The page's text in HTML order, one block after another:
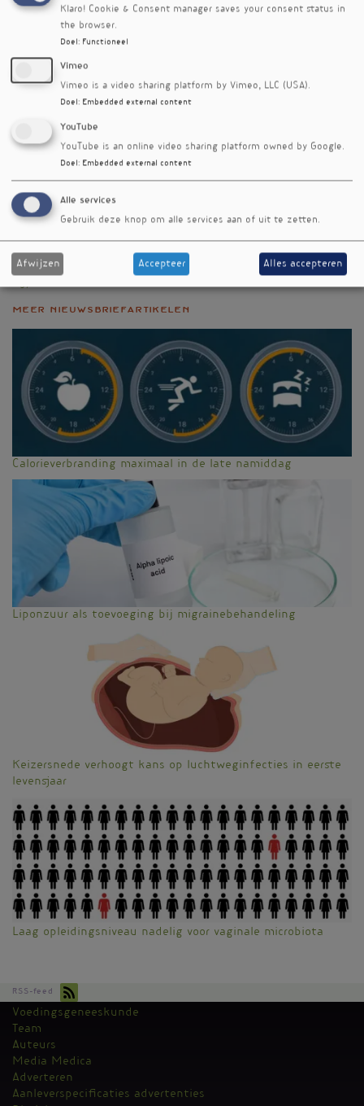
bijdragen aan het verminderen van de
schadelijke gevolgen van (mee)roken.
Referenties
Zhu N, Lin S, Yu H, Huang W et al. Association of Dietary
Flavonoid Intake with Serum Cotinine Levels in the
General Adult Population. Nutrients 2023;15(19):4126.
Nieuwsbriefartikel
Rubriek
Onderzoek
Auteur
Cindy de Waard
Editienummer
Meer nieuwsbriefartikelen
Calorieverbranding maximaal in de late namiddag
Liponzuur als toevoeging bij migrainebehandeling
Keizersnede verhoogt kans op luchtweginfecties in eerste
levensjaar
Laag opleidingsniveau nadelig voor vaginale microbiota
RSS-feed
Kantoormenu
Voedingsgeneeskunde
Team
Auteurs
Media Medica
Adverteren
Aanleverspecificaties advertenties
Klaro! Cookie & Consent manager saves your consent status in
the browser.
Doel : Functioneel
Vimeo
Vimeo is a video sharing platform by Vimeo, LLC (USA).
Doel : Embedded external content
YouTube
YouTube is an online video sharing platform owned by Google.
Doel : Embedded external content
Alle services
Gebruik deze knop om alle services aan of uit te zetten.
Afwijzen Accepteer Alles accepteren